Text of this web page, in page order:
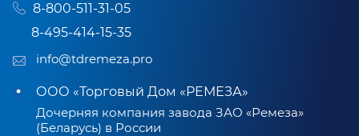
8-800-511-31-05
8-495-414-15-35
info@tdremeza.pro
ООО «Торговый Дом «РЕМЕЗА»
Дочерняя компания завода ЗАО «Ремеза»
(Беларусь) в России